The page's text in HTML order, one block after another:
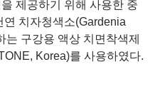
제공하기 위해 사용한 중
치자청색소(Gardenia
는 구강용 액상 치면착색제
Korea)를 사용하였다.